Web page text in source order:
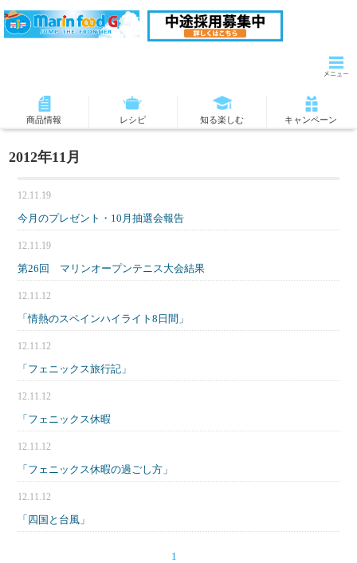
商品情報 レシピ 知る楽しむ キャンペーン
2012年11月
12.11.19
今月のプレゼント・10月抽選会報告
12.11.19
第26回 マリンオープンテニス大会結果
12.11.12
「情熱のスペインハイライト8日間」
12.11.12
「フェニックス旅行記」
12.11.12
「フェニックス休暇
12.11.12
「フェニックス休暇の過ごし方」
12.11.12
「四国と台風」
1